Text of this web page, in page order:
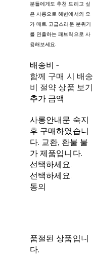
분들에게도 추천 드리고 싶
은 사롱으로 해변에서의 요
가 매트, 고급스러운 분위기
를 연출하는 패브릭으로 사
용해보세요.
배송비-
함께 구매 시 배송
비 절약 상품 보기
추가 금액
사롱안내문 숙지
후 구매하였습니
다. 교환, 환불 불
가 제품입니다.
선택하세요.
선택하세요.
동의
품절된 상품입니
다.